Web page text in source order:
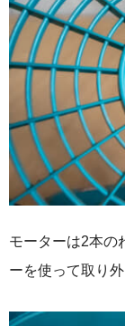
モーターは2本の
ーを使って取り外